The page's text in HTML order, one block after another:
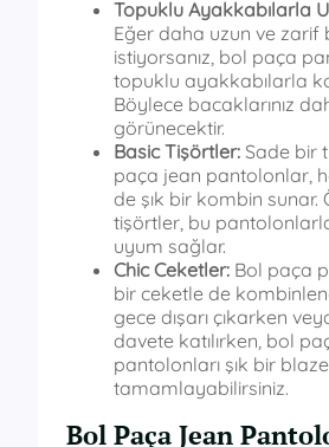
Topuklu Ayakkabılarla
Eğer daha uzun ve zarif
istiyorsanız, bol paça
topuklu ayakkabılarla
Böylece bacaklarınız
görünecektir.
Basic Tişörtler: Sade bir
paça jean pantolonlar,
de şık bir kombin sunar.
tişörtler, bu
uyum sağlar.
Chic Ceketler: Bol paça
bir ceketle de
gece dışarı çıkarken
davete katılırken, bol
pantolonları şık bir
tamamlayabilirsiniz.
Bol Paça Jean